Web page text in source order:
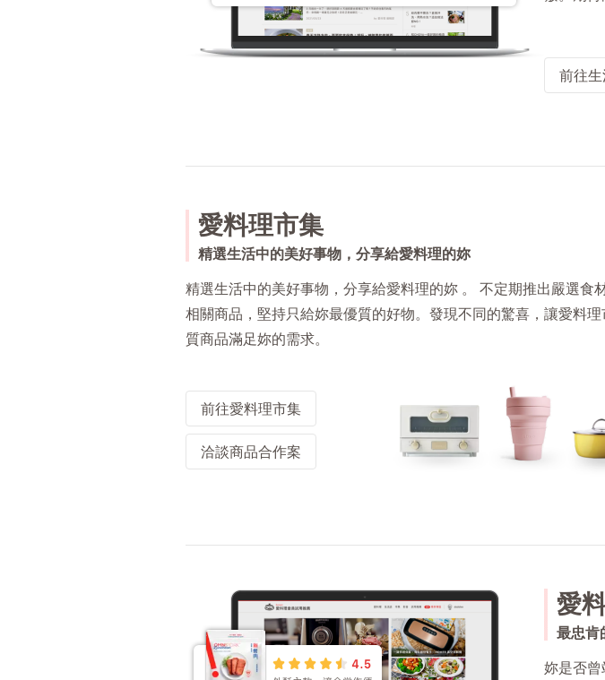
前往
愛料理市集
精選生活中的美好事物，分享給愛料理的妳
精選生活中的美好事物，分享給愛料理的妳 。 不定期推出嚴選食
相關商品，堅持只給妳最優質的好物。發現不同的驚喜，讓愛料
質商品滿足妳的需求。
前往愛料理市集
洽談商品合作案
愛
最忠肯
妳是否